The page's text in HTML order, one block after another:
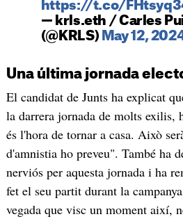
https://t.co/
— krls.eth / Carles
(@KRLS) May 12,
Una última jornada
El candidat de Junts ha explicat
la darrera jornada de molts exilis,
és l'hora de tornar a casa. Això
d'amnistia ho preveu". També ha
nerviós per aquesta jornada i ha
fet el seu partit durant la
vegada que visc un moment així,